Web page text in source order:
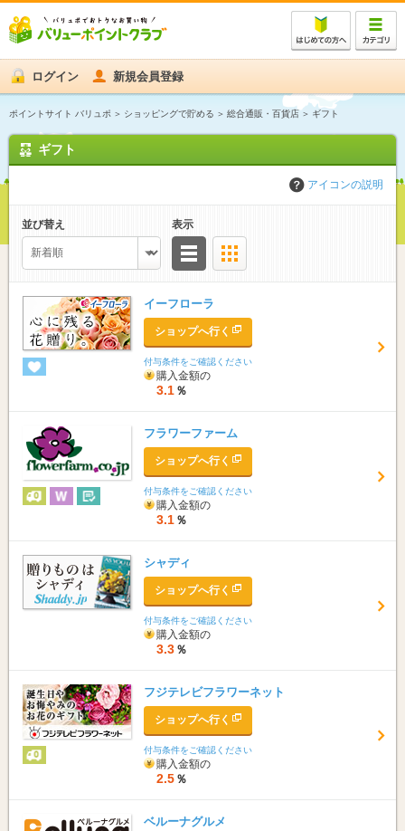
ログイン 新規会員登録
ポイントサイト バリュポ ショッピングで貯める 総合通販・百貨店 ギフト
ギフト
アイコンの説明
並び替え
表示
リスト
イーフローラ
ショップへ行く
付与条件をご確認ください
購入金額の
3.1 ％
フラワーファーム
ショップへ行く
付与条件をご確認ください
購入金額の
3.1 ％
シャディ
ショップへ行く
付与条件をご確認ください
購入金額の
3.3 ％
フジテレビフラワーネット
ショップへ行く
付与条件をご確認ください
購入金額の
2.5 ％
ベルーナグルメ